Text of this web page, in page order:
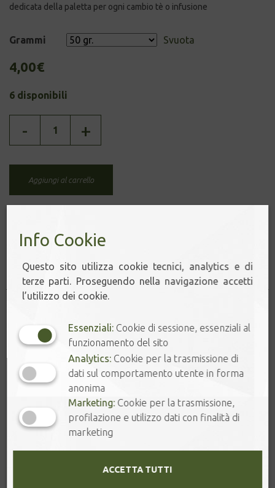
dedicata della paletta per ogni cambio tè o infusione
Grammi Svuota
4,00€
6 disponibili
ANTICA
quantità
- +
Aggiungi al carrello
Prodotti correlati
Info Cookie
Questo sito utilizza cookie tecnici, analytics e di
terze parti. Proseguendo nella navigazione accetti
l’utilizzo dei cookie.
Essenziali: Cookie di sessione, essenziali al
funzionamento del sito
Analytics: Cookie per la trasmissione di
dati sul comportamento utente in forma
anonima
Marketing: Cookie per la trasmissione,
profilazione e utilizzo dati con finalità di
marketing
ACCETTA TUTTI